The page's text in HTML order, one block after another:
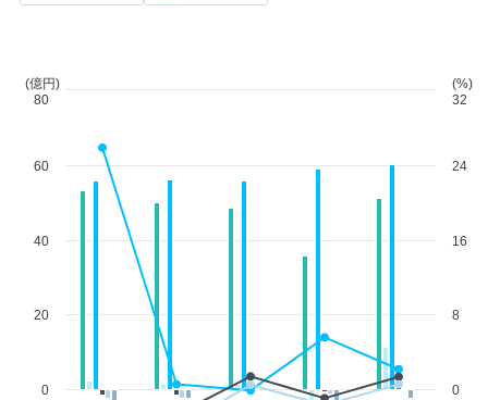
0
20
40
60
(億円)
80
0
8
16
24
(%)
32